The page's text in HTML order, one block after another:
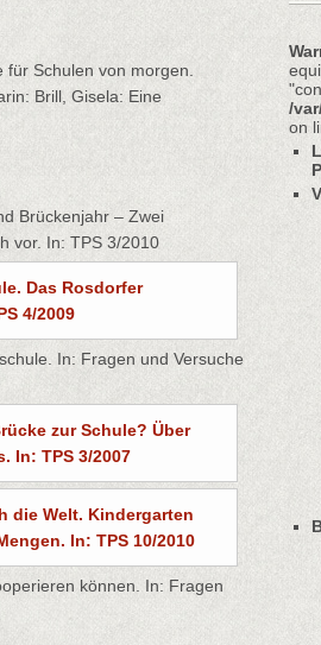
Schulen von morgen.
Brill, Gisela: Eine
Brückenjahr – Zwei
vor. In: TPS 3/2010
Das Rosdorfer
4/2009
In: Fragen und Versuche
zur Schule? Über
In: TPS 3/2007
die Welt. Kindergarten
In: TPS 10/2010
können. In: Fragen
/
on